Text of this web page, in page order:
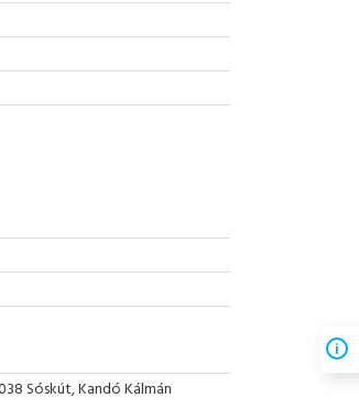
Sóskút, Kandó Kálmán